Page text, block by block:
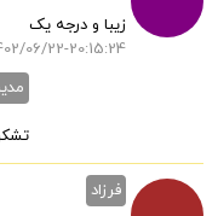
زیبا و درجه یک
06/22-20:15:24
فرزاد